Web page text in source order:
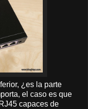
¿es la parte
el caso es que
capaces de